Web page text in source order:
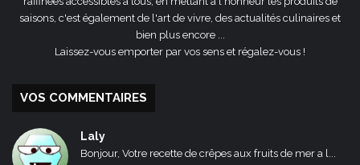
saisons, c'est également de l'art de vivre, des actualités culinaires et
bien plus encore ...
Laissez-vous emporter par vos sens et régalez-vous !
VOS COMMENTAIRES
Laly
Bonjour, Votre recette de crêpes aux fruits de mer a l...